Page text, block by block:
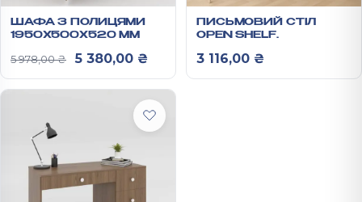
ШАФА З ПОЛИЦЯМИ
1950Х500Х520 ММ
5 978,00₴ Оригінальна ціна: 5 978,00 ₴.
5 380,00 ₴ Поточна ціна: 5 380,00 ₴.
ПИСЬМОВИЙ СТІЛ
OPEN SHELF
3 116,00 ₴